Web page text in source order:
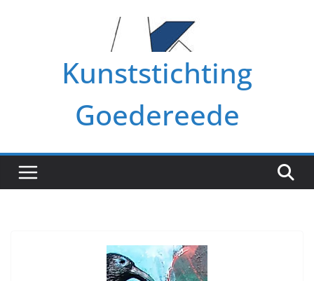
Kunststichting
Goedereede